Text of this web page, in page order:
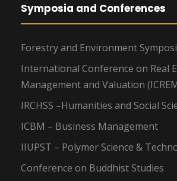
Symposia and Conferences
Forestry and Environment
International Conference on Real
Management and Valuation
IRCHSS –Humanities and Social
ICBM – Business Management
IIUPST – Polymer Science &
Conference on Buddhist Studies